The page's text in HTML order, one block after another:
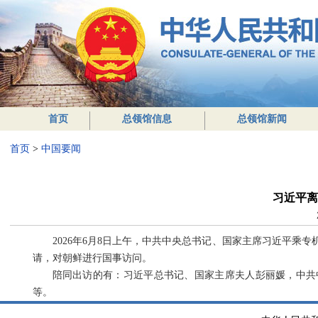
首页 总领馆信息 总领馆新闻
首页 > 中国要闻
习近平
2026年6月8日上午，中共中央总书记、国家主席习近平乘
请，对朝鲜进行国事访问。
陪同出访的有：习近平总书记、国家主席夫人彭丽媛，中
等。